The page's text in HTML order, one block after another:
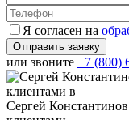
Я согласен на
или звоните +7 (800)
Сергей Константинов